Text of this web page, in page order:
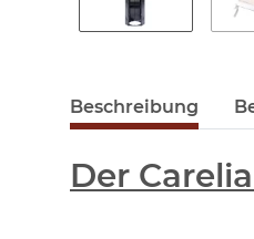
Beschreibung
Der